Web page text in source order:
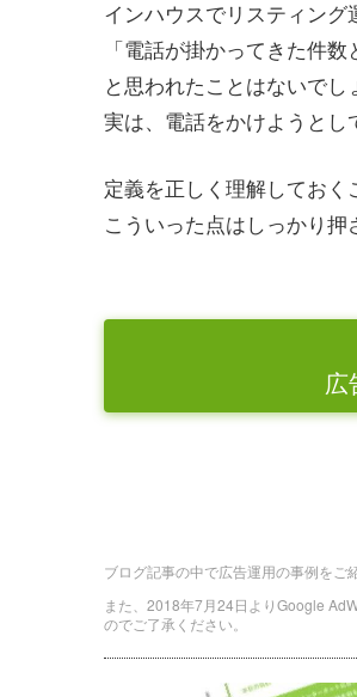
インハウスでリスティング
「電話が掛かってきた件
と思われたことはないでし
実は、電話をかけようとし
定義を正しく理解してお
こういった点はしっかり押
ブログ記事の中で広告運用の事例をご
また、2018年7月24日よりGoogle
のでご了承ください。